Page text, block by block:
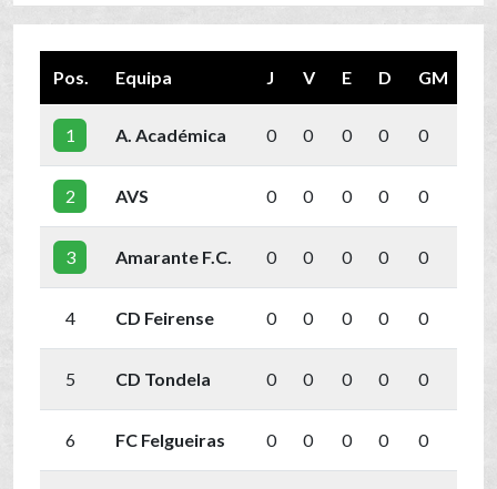
Pos. Equipa J V E D GM
1 A. Académica 0 0 0 0 0
2 AVS 0 0 0 0 0
3 Amarante F.C. 0 0 0 0 0
4 CD Feirense 0 0 0 0 0
5 CD Tondela 0 0 0 0 0
6 FC Felgueiras 0 0 0 0 0